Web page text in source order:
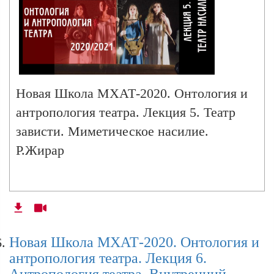
δογμα
δόξα
παράδειγμα
παράδοξος
δεῖγμα доказательство
δίκη судьба
δίκαιος справедливый
Βλέπειν
(ранее партер и был местом действия)
Земля низ
5. Театр Шекспира Globus
6. Космические созвездия
Луна
Огонь
Воздух
вода
Новая Школа МХАТ-2020. Онтология и
антропология театра. Лекция 5. Театр
зависти. Миметическое насилие.
Р.Жирар
Новая Школа МХАТ-2020. Онтология и
антропология театра. Лекция 6.